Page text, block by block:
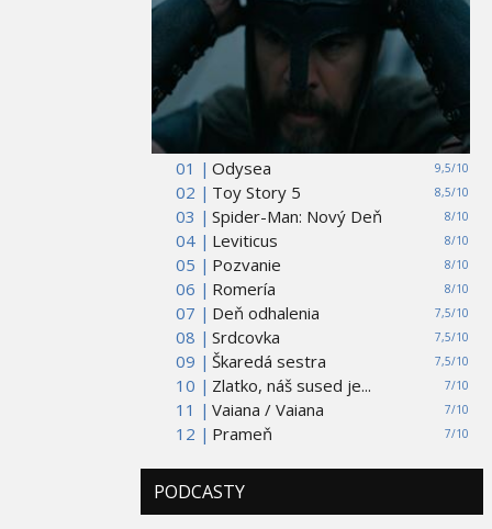
01 | 9,5/10
Odysea
02 |
8,5/10
Toy Story 5
03 |
8/10
Spider-Man: Nový Deň
04 |
8/10
Leviticus
05 |
8/10
Pozvanie
06 |
8/10
Romería
07 |
7,5/10
Deň odhalenia
08 |
7,5/10
Srdcovka
09 |
7,5/10
Škaredá sestra
10 |
7/10
Zlatko, náš sused je...
11 |
7/10
Vaiana / Vaiana
12 |
7/10
Prameň
PODCASTY